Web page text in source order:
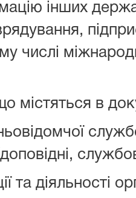
інших
числі
містяться в
та діяльності